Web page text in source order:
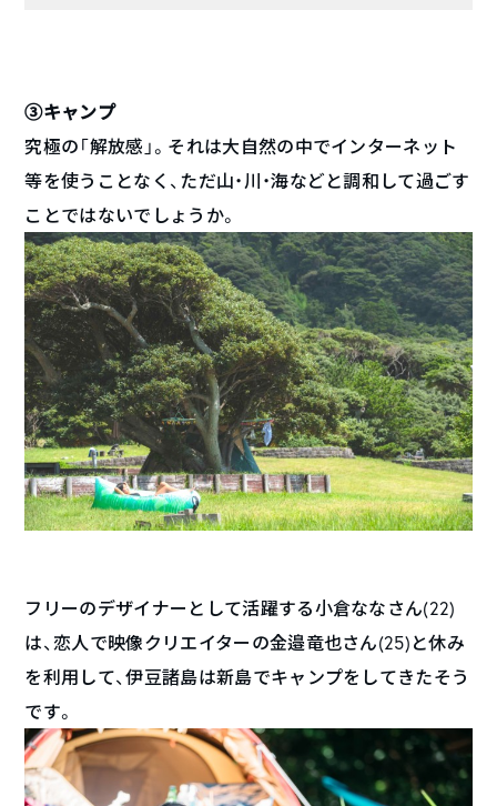
③キャンプ
究極の「解放感」。それは大自然の中でインターネット
等を使うことなく、ただ山・川・海などと調和して過ごす
ことではないでしょうか。
フリーのデザイナーとして活躍する小倉ななさん(22)
は、恋人で映像クリエイターの金邉竜也さん(25)と休み
を利用して、伊豆諸島は新島でキャンプをしてきたそう
です。